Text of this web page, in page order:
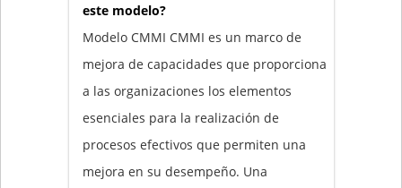
este modelo?
Modelo CMMI CMMI es un marco de
mejora de capacidades que proporciona
a las organizaciones los elementos
esenciales para la realización de
procesos efectivos que permiten una
mejora en su desempeño. Una